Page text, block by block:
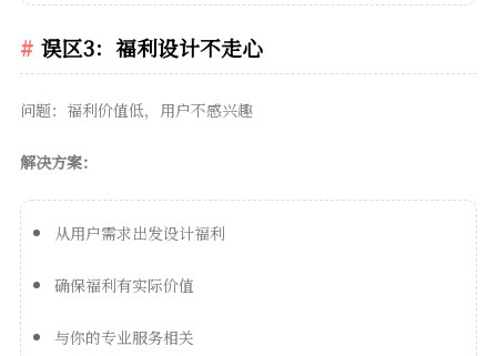
误区3：福利设计不走心
问题：福利价值低，用户不感兴趣
解决方案：
从用户需求出发设计福利
确保福利有实际价值
与你的专业服务相关